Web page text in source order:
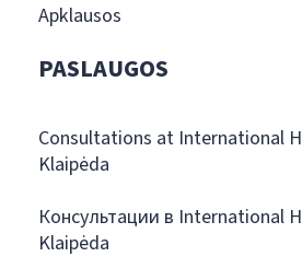
Apklausos
PASLAUGOS
Consultations at International
Klaipėda
Консультации в International
Klaipėda